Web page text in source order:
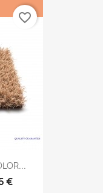
€
favorite_border